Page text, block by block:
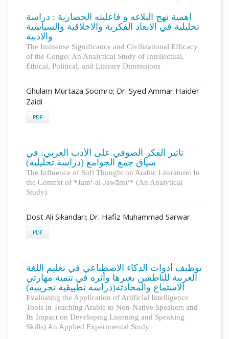
اهمية نهج البلاغه و فاعليته الحضارية : دراسة
تحليلية في الابعاد الفکرية والاخلاقية والسياسية
والادبية
The Immense Significance and Civilizational Efficacy
of the Congo: An Analytical Study of Intellectual,
Ethical, Political, and Literary Dimensions
Ghulam Murtaza Soomro; Dr. Syed Ammar Haider
Zaidi
PDF
تأثير الفكر الصوفي على الأدب العربي: في
سياق جمع الجوامع (دراسة تحليلية)
The Influence of Sufi Thought on Arabic Literature: In
the Context of *Jam‘ al-Jawāmi‘* (An Analytical
Study)
Dost Ali Sikandari; Dr. Hafiz Muhammad Sarwar
PDF
توظيف أدوات الذكاء الاصطناعي في تعليم اللغة
العربية للناطقين بغيرها وأثره في تنمية مهارتي
الاستماع والمحادثة(دراسة تطبيقية تجريبية)
Evaluating the Application of Artificial Intelligence
Tools in Teaching Arabic to Non-Native Speakers and
Its Impact on Developing Listening and Speaking
Skills) An Applied Experimental Study